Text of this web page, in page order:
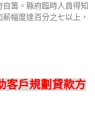
籌。縣府臨時人員得知
幅度達百分之七以上，
客戶規劃貸款方